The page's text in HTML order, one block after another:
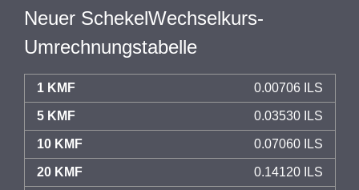
Neuer SchekelWechselkurs-
Umrechnungstabelle
1 KMF 0.00706 ILS
5 KMF 0.03530 ILS
10 KMF 0.07060 ILS
20 KMF 0.14120 ILS